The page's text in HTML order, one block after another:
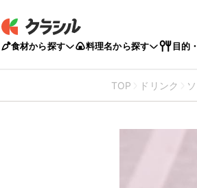
食材から探す 料理名から探す 目的
TOP ドリンク